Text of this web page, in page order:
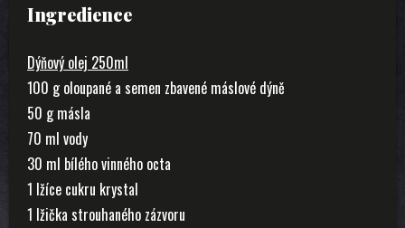
Ingredience
Dýňový olej 250ml
100 g oloupané a semen zbavené máslové dýně
50 g másla
70 ml vody
30 ml bílého vinného octa
1 lžíce cukru krystal
1 lžička strouhaného zázvoru